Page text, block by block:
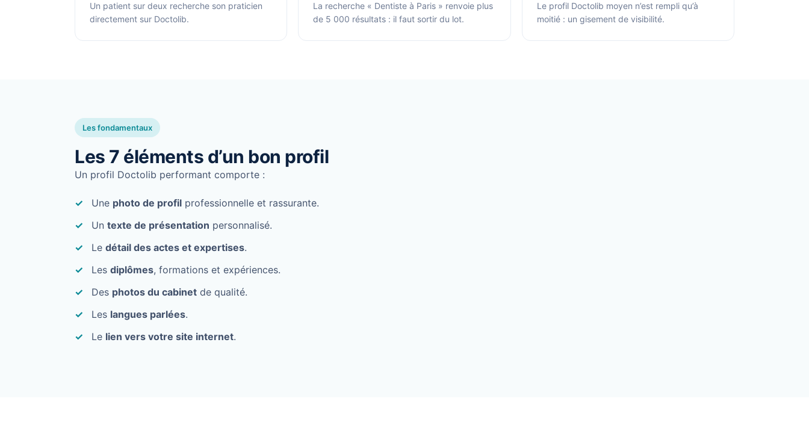
Un patient sur deux recherche son praticien
directement sur Doctolib.
La recherche « Dentiste à Paris » renvoie plus
de 5 000 résultats : il faut sortir du lot.
Le profil Doctolib moyen n’est rempli qu’à
moitié : un gisement de visibilité.
Les fondamentaux
Les 7 éléments d’un bon profil
Un profil Doctolib performant comporte :
Une photo de profil professionnelle et rassurante.
Un texte de présentation personnalisé.
Le détail des actes et expertises.
Les diplômes, formations et expériences.
Des photos du cabinet de qualité.
Les langues parlées.
Le lien vers votre site internet.